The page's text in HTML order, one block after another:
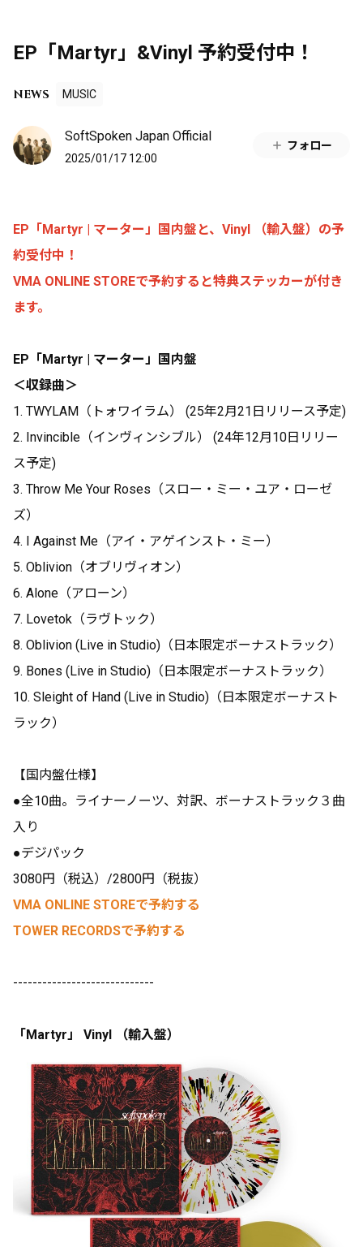
EP「Martyr」&Vinyl 予約受付中！
NEWS MUSIC
SoftSpoken Japan Official
2025/01/17 12:00
フォロー
EP「Martyr | マーター」国内盤と、Vinyl （輸入盤）の予
約受付中！
VMA ONLINE STOREで予約すると特典ステッカーが付き
ます。
EP 「Martyr | マーター」国内盤
＜収録曲＞
1. TWYLAM（トォワイラム） (25年2月21日リリース予定)
2. Invincible（インヴィンシブル） (24年12月10日リリー
ス予定)
3. Throw Me Your Roses（スロー・ミー・ユア・ローゼ
ズ）
4. I Against Me（アイ・アゲインスト・ミー）
5. Oblivion（オブリヴィオン）
6. Alone（アローン）
7. Lovetok（ラヴトック）
8. Oblivion (Live in Studio)（日本限定ボーナストラック）
9. Bones (Live in Studio)（日本限定ボーナストラック）
10. Sleight of Hand (Live in Studio)（日本限定ボーナスト
ラック）
【国内盤仕様】
●全10曲。ライナーノーツ、対訳、ボーナストラック３曲
入り
●デジパック
3080円（税込）/2800円（税抜）
VMA ONLINE STOREで予約する
TOWER RECORDSで予約する
-----------------------------
「Martyr」 Vinyl （輸入盤）